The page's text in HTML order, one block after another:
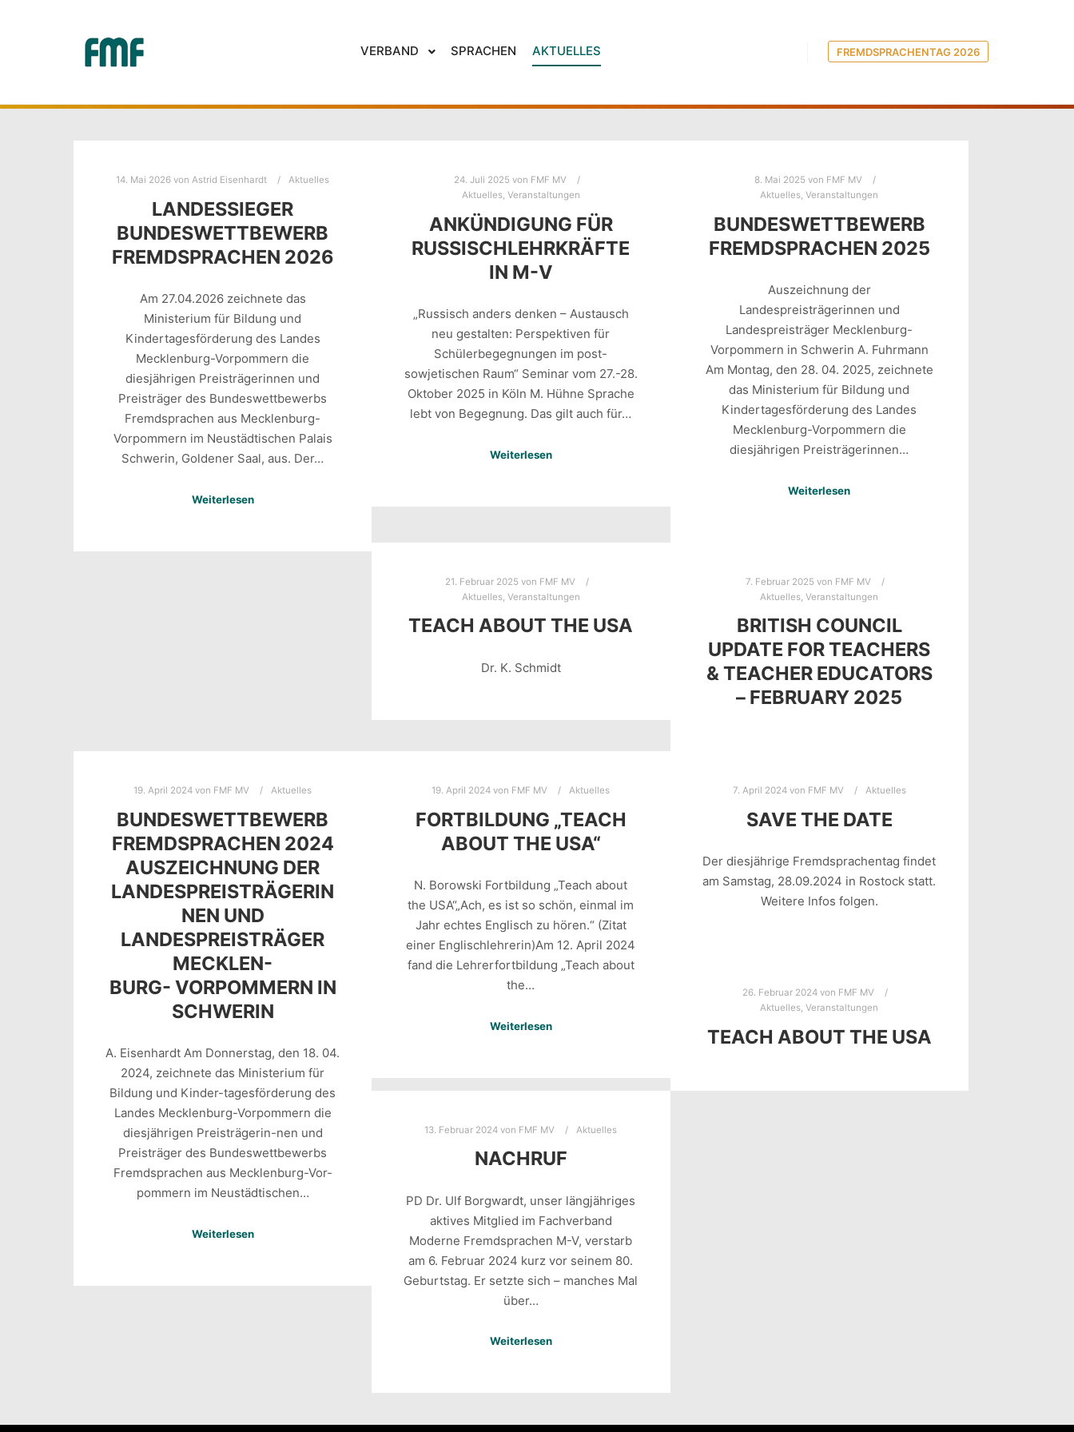
VERBAND SPRACHEN AKTUELLES FREMDSPRACHENTAG 2026
AKTUELLES
14. Mai 2026 vonAstrid Eisenhardt Aktuelles
LANDESSIEGER
BUNDESWETTBEWERB
FREMDSPRACHEN 2026
Am 27.04.2026 zeichnete das
Ministerium für Bildung und
Kindertagesförderung des Landes
Mecklenburg-Vorpommern die
diesjährigen Preisträgerinnen und
Preisträger des Bundeswettbewerbs
Fremdsprachen aus Mecklenburg-
Vorpommern im Neustädtischen Palais
Schwerin, Goldener Saal, aus. Der…
Weiterlesen
24. Juli 2025 von FMF MV
Aktuelles, Veranstaltungen
ANKÜNDIGUNG FÜR
RUSSISCHLEHRKRÄFTE
IN M-V
„Russisch anders denken – Austausch
neu gestalten: Perspektiven für
Schülerbegegnungen im post-
sowjetischen Raum“ Seminar vom 27.-28.
Oktober 2025 in Köln M. Hühne Sprache
lebt von Begegnung. Das gilt auch für…
Weiterlesen
8. Mai 2025 von FMF MV
Aktuelles,Veranstaltungen
BUNDESWETTBEWERB
FREMDSPRACHEN 2025
Auszeichnung der
Landespreisträgerinnen und
Landespreisträger Mecklenburg-
Vorpommern in Schwerin A. Fuhrmann
Am Montag, den 28. 04. 2025, zeichnete
das Ministerium für Bildung und
Kindertagesförderung des Landes
Mecklenburg-Vorpommern die
diesjährigen Preisträgerinnen…
Weiterlesen
21. Februar 2025 von FMF MV
Aktuelles, Veranstaltungen
TEACH ABOUT THE USA
Dr. K. Schmidt
7. Februar 2025 von FMF MV
Aktuelles ,Veranstaltungen
BRITISH COUNCIL
UPDATE FOR TEACHERS
& TEACHER EDUCATORS
– FEBRUARY 2025
19. April 2024 von FMF MV Aktuelles
BUNDESWETTBEWERB
FREMDSPRACHEN 2024
AUSZEICHNUNG DER
LANDESPREISTRÄGERIN
NEN UND
LANDESPREISTRÄGER
MECKLEN-
BURG- VORPOMMERN IN
SCHWERIN
A. Eisenhardt Am Donnerstag, den 18. 04.
2024, zeichnete das Ministerium für
Bildung und Kinder-tagesförderung des
Landes Mecklenburg-Vorpommern die
diesjährigen Preisträgerin-nen und
Preisträger des Bundeswettbewerbs
Fremdsprachen aus Mecklenburg-Vor-
pommern im Neustädtischen…
Weiterlesen
19. April 2024 von FMF MV Aktuelles
FORTBILDUNG „TEACH
ABOUT THE USA“
N. Borowski Fortbildung „Teach about
the USA“„Ach, es ist so schön, einmal im
Jahr echtes Englisch zu hören.“ (Zitat
einer Englischlehrerin)Am 12. April 2024
fand die Lehrerfortbildung „Teach about
the…
Weiterlesen
7. April 2024von FMF MV Aktuelles
SAVE THE DATE
Der diesjährige Fremdsprachentag findet
am Samstag, 28.09.2024 in Rostock statt.
Weitere Infos folgen.
26. Februar 2024 von FMF MV
Aktuelles,Veranstaltungen
TEACH ABOUT THE USA
13. Februar 2024 von FMF MV Aktuelles
NACHRUF
PD Dr. Ulf Borgwardt, unser längjähriges
aktives Mitglied im Fachverband
Moderne Fremdsprachen M-V, verstarb
am 6. Februar 2024 kurz vor seinem 80.
Geburtstag. Er setzte sich – manches Mal
über…
Weiterlesen